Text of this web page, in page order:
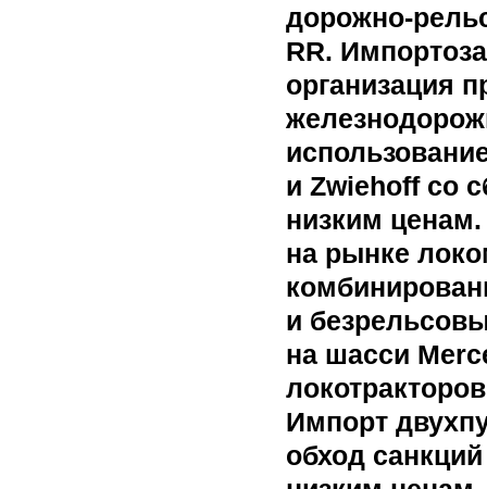
дорожно-
RR.
организация
и Zwiehoff со
низким
на рынке
и
на шасси
Импорт
обход